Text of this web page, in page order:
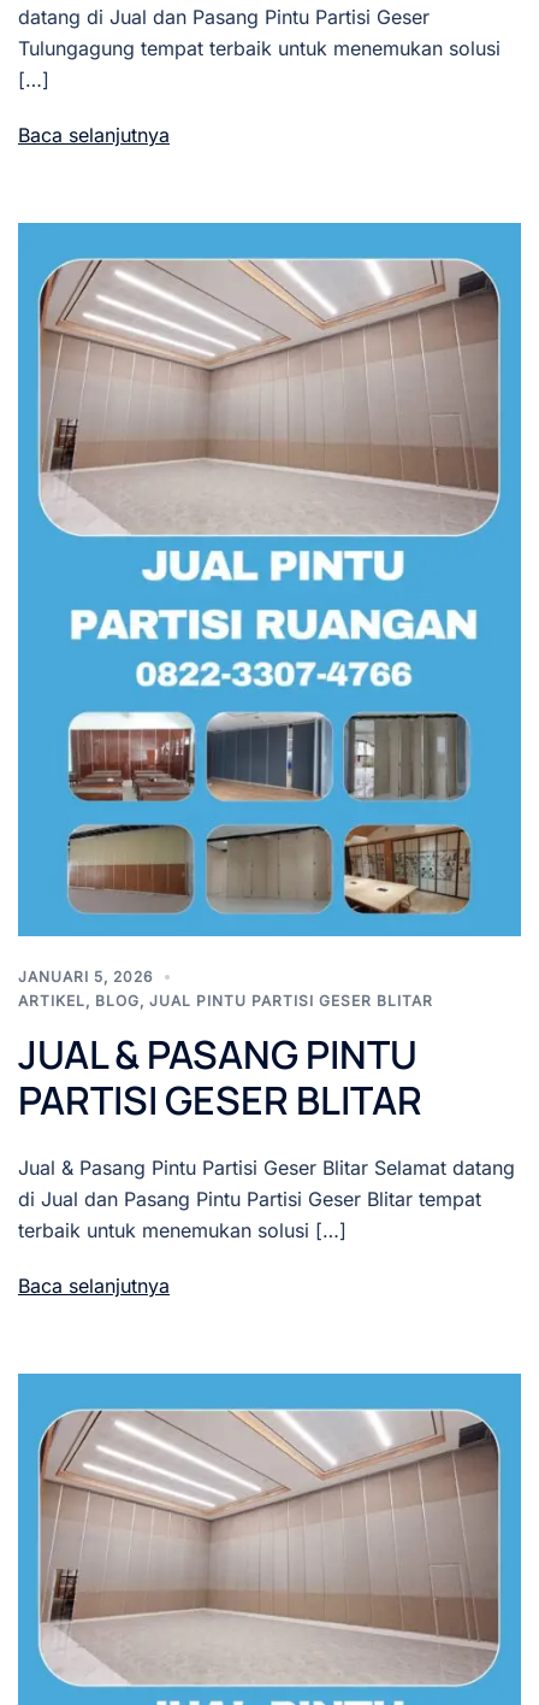
datang di Jual dan Pasang Pintu Partisi Geser
Tulungagung tempat terbaik untuk menemukan solusi
[…]
Baca selanjutnya
JANUARI 5, 2026
ARTIKEL, BLOG, JUAL PINTU PARTISI GESER BLITAR
JUAL & PASANG PINTU
PARTISI GESER BLITAR
Jual & Pasang Pintu Partisi Geser Blitar Selamat datang
di Jual dan Pasang Pintu Partisi Geser Blitar tempat
terbaik untuk menemukan solusi […]
Baca selanjutnya